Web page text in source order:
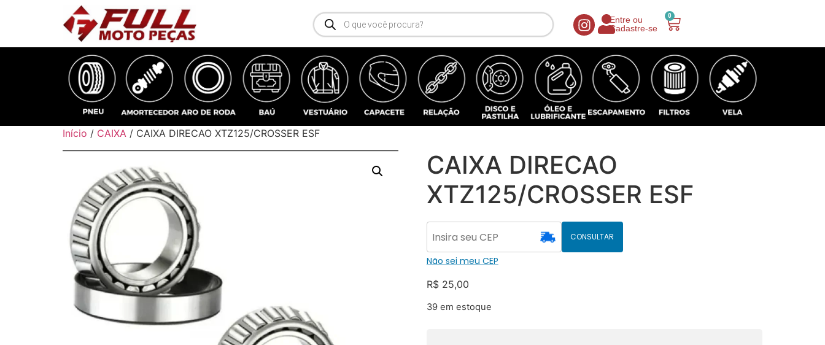
Entre ou
Cadastre-se
0
Início / CAIXA / CAIXA DIRECAO XTZ125/CROSSER ESF
CAIXA DIRECAO
XTZ125/CROSSER ESF
CONSULTAR
Não sei meu CEP
R$25,00
39 em estoque